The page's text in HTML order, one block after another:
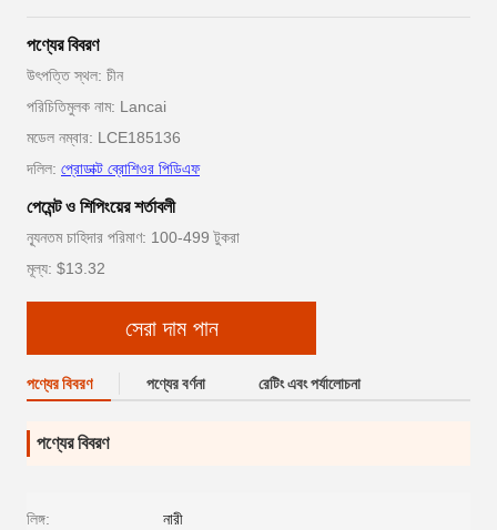
পণ্যের বিবরণ
উৎপত্তি স্থল: চীন
পরিচিতিমুলক নাম: Lancai
মডেল নম্বার: LCE185136
দলিল: প্রোডাক্ট ব্রোশিওর পিডিএফ
পেমেন্ট ও শিপিংয়ের শর্তাবলী
ন্যূনতম চাহিদার পরিমাণ: 100-499 টুকরা
মূল্য: $13.32
সেরা দাম পান
পণ্যের বিবরণ পণ্যের বর্ণনা রেটিং এবং পর্যালোচনা
পণ্যের বিবরণ
লিঙ্গ: নারী